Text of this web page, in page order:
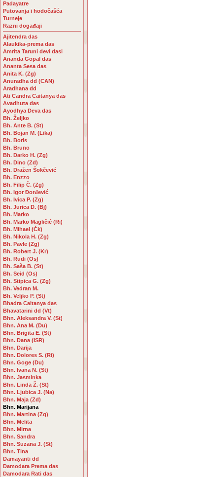
Padayatre
Putovanja i hodočašća
Turneje
Razni događaji
Ajitendra das
Alaukika-prema das
Amrita Taruni devi dasi
Ananda Gopal das
Ananta Sesa das
Anita K. (Zg)
Anuradha dd (CAN)
Aradhana dd
Ati Candra Caitanya das
Avadhuta das
Ayodhya Deva das
Bh. Željko
Bh. Ante B. (St)
Bh. Bojan M. (Lika)
Bh. Boris
Bh. Bruno
Bh. Darko H. (Zg)
Bh. Dino (Zd)
Bh. Dražen Šokčević
Bh. Enzzo
Bh. Filip Č. (Zg)
Bh. Igor Đorđević
Bh. Ivica P. (Zg)
Bh. Jurica D. (Bj)
Bh. Marko
Bh. Marko Magličić (Ri)
Bh. Mihael (Čk)
Bh. Nikola H. (Zg)
Bh. Pavle (Zg)
Bh. Robert J. (Kr)
Bh. Rudi (Os)
Bh. Saša B. (St)
Bh. Seid (Os)
Bh. Stipica G. (Zg)
Bh. Vedran M.
Bh. Veljko P. (St)
Bhadra Caitanya das
Bhavatarini dd (Vt)
Bhn. Aleksandra V. (St)
Bhn. Ana M. (Du)
Bhn. Brigita E. (St)
Bhn. Dana (ISR)
Bhn. Darija
Bhn. Dolores S. (Ri)
Bhn. Goge (Du)
Bhn. Ivana N. (St)
Bhn. Jasminka
Bhn. Linda Ž. (St)
Bhn. Ljubica J. (Na)
Bhn. Maja (Zd)
Bhn. Marijana
Bhn. Martina (Zg)
Bhn. Melita
Bhn. Mirna
Bhn. Sandra
Bhn. Suzana J. (St)
Bhn. Tina
Damayanti dd
Damodara Prema das
Damodara Rati das